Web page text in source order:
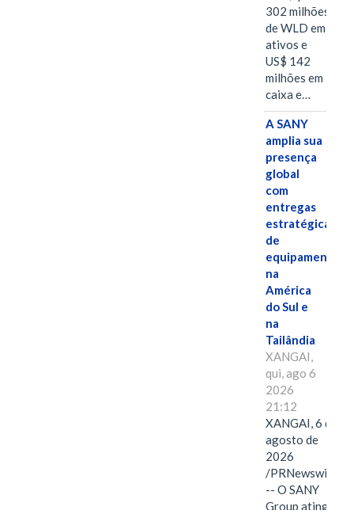
302 milhões
de WLD em
ativos e
US$ 142
milhões em
caixa e…
A SANY
amplia sua
presença
global
com
entregas
estratégicas
de
equipamentos
na
América
do Sul e
na
Tailândia
XANGAI,
qui, ago 6
2026
21:12
XANGAI, 6 de
agosto de
2026
/PRNewswire/
-- O SANY
Group atingiu